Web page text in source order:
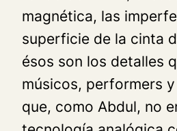
magnética, las
superficie de la cinta
ésos son los detalles
músicos, performers
que, como Abdul, no